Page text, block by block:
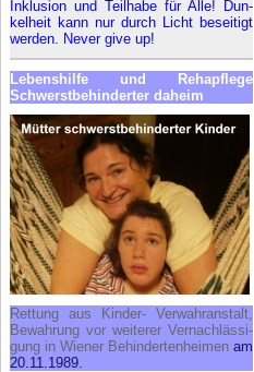
In­klu­si­on und Teil­ha­be für Al­le! Dun­
kel­heit kann nur durch Licht be­sei­tigt
wer­den. Ne­ver gi­ve up!
Le­bens­hil­fe und Re­h­a­pfle­ge
Schwerst­be­hin­der­ter da­heim
Ret­tung aus Kin­der- Ver­wahr­an­stalt,
Be­wah­rung vor wei­te­rer Ver­nach­läs­si­
gung in Wie­ner Be­hin­der­ten­hei­men am
20.11.1989.